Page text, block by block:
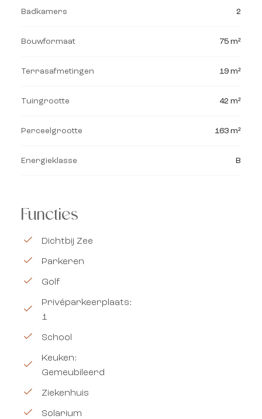
Badkamers 2
Bouwformaat 75 m²
Terrasafmetingen 19 m²
Tuingrootte 42 m²
Perceelgrootte 163 m²
Energieklasse B
Functies
Dichtbij Zee
Parkeren
Golf
Privéparkeerplaats:
1
School
Keuken:
Gemeubileerd
Ziekenhuis
Solarium